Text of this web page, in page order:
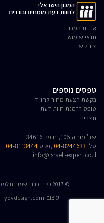
המכון הישראלי
לחוות דעת מומחים ובוררים
אודות המכון
תנאי שימוש
צור קשר
טפסים נוספים
בקשת הצעת מחיר לחו"ד
טופס הזמנת חוות דעת
תצהיר
שד' מוריה 105, חיפה 34616
טל' 04-8244633 ,פקס 04-8113444
info@israeli-expert.co.il
© 2017 כל הזכויות שמורות למכון הישראלי לחוות דעת מומחים ובוררים
yovdesign.com :עיצוב